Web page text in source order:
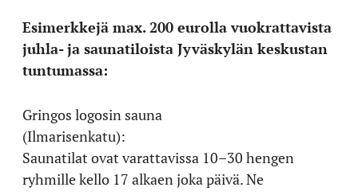
Esimerkkejä max. 200 eurolla vuokrattavista
juhla- ja saunatiloista Jyväskylän keskustan
tuntumassa:
Gringos logosin sauna
(Ilmarisenkatu):
Saunatilat ovat varattavissa 10–30 hengen
ryhmille kello 17 alkaen joka päivä. Ne